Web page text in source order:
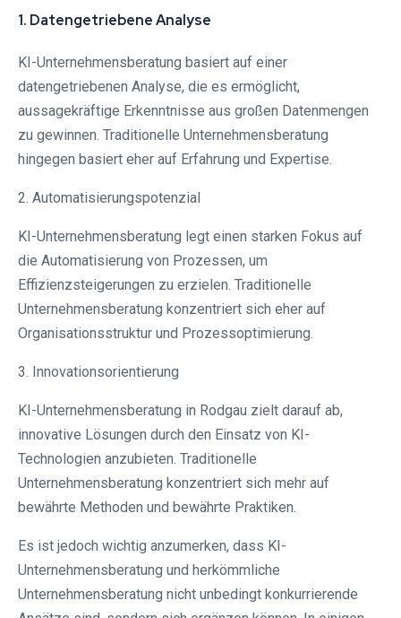
1. Datengetriebene Analyse
KI-Unternehmensberatung basiert auf einer
datengetriebenen Analyse, die es ermöglicht,
aussagekräftige Erkenntnisse aus großen Datenmengen
zu gewinnen. Traditionelle Unternehmensberatung
hingegen basiert eher auf Erfahrung und Expertise.
2. Automatisierungspotenzial
KI-Unternehmensberatung legt einen starken Fokus auf
die Automatisierung von Prozessen, um
Effizienzsteigerungen zu erzielen. Traditionelle
Unternehmensberatung konzentriert sich eher auf
Organisationsstruktur und Prozessoptimierung.
3. Innovationsorientierung
KI-Unternehmensberatung in Rodgau⁠ zielt darauf ab,
innovative Lösungen durch den Einsatz von KI-
Technologien anzubieten. Traditionelle
Unternehmensberatung konzentriert sich mehr auf
bewährte Methoden und bewährte Praktiken.
Es ist jedoch wichtig anzumerken, dass KI-
Unternehmensberatung und herkömmliche
Unternehmensberatung nicht unbedingt konkurrierende